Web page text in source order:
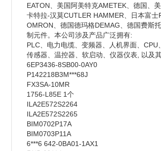
EATON、美国阿美特克AMETEK、德国、
卡特拉-汉莫CUTLER HAMMER、日本富
OMRON、德国德玛格DEMAG、德国费斯
制元件。本公司涉及产品广泛拥有:
PLC、电力电缆、变频器、人机界面、
传感器、温控器、软启动、仪器仪表, 以及
6EP3436-8SB00-0AY0
P142218B3M***68J
FX3SA-10MR
1756-L85E 1个
ILA2E572S2264
ILA2E572S2265
BIM0702P17A
BIM0703P11A
6***6 642-0BA01-1AX1